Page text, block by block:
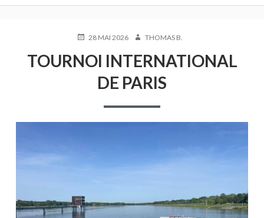
PUBLIÉ28 MAI 2026 AUTEUR
THOMAS B.
TOURNOI INTERNATIONAL
DE PARIS